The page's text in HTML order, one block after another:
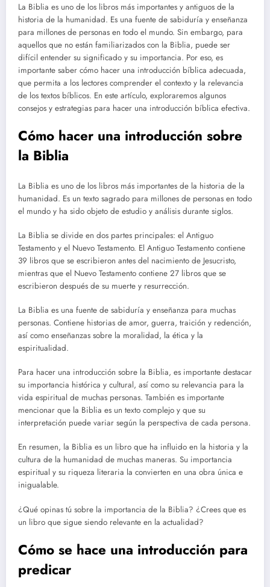
La Biblia es uno de los libros más importantes y antiguos de la
historia de la humanidad. Es una fuente de sabiduría y enseñanza
para millones de personas en todo el mundo. Sin embargo, para
aquellos que no están familiarizados con la Biblia, puede ser
difícil entender su significado y su importancia. Por eso, es
importante saber cómo hacer una introducción bíblica adecuada,
que permita a los lectores comprender el contexto y la relevancia
de los textos bíblicos. En este artículo, exploraremos algunos
consejos y estrategias para hacer una introducción bíblica efectiva.
Cómo hacer una introducción sobre
la Biblia
La Biblia es uno de los libros más importantes de la historia de la
humanidad. Es un texto sagrado para millones de personas en todo
el mundo y ha sido objeto de estudio y análisis durante siglos.
La Biblia se divide en dos partes principales: el Antiguo
Testamento y el Nuevo Testamento. El Antiguo Testamento contiene
39 libros que se escribieron antes del nacimiento de Jesucristo,
mientras que el Nuevo Testamento contiene 27 libros que se
escribieron después de su muerte y resurrección.
La Biblia es una fuente de sabiduría y enseñanza para muchas
personas. Contiene historias de amor, guerra, traición y redención,
así como enseñanzas sobre la moralidad, la ética y la
espiritualidad.
Para hacer una introducción sobre la Biblia, es importante destacar
su importancia histórica y cultural, así como su relevancia para la
vida espiritual de muchas personas. También es importante
mencionar que la Biblia es un texto complejo y que su
interpretación puede variar según la perspectiva de cada persona.
En resumen, la Biblia es un libro que ha influido en la historia y la
cultura de la humanidad de muchas maneras. Su importancia
espiritual y su riqueza literaria la convierten en una obra única e
inigualable.
¿Qué opinas tú sobre la importancia de la Biblia? ¿Crees que es
un libro que sigue siendo relevante en la actualidad?
Cómo se hace una introducción para
predicar